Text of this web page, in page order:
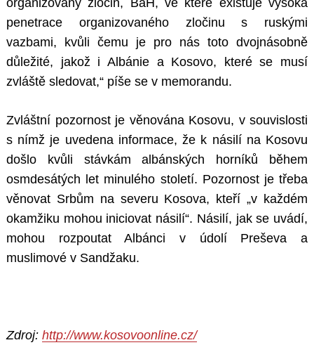
organizovaný zločin, BaH, ve které existuje vysoká
penetrace organizovaného zločinu s ruskými
vazbami, kvůli čemu je pro nás toto dvojnásobně
důležité, jakož i Albánie a Kosovo, které se musí
zvláště sledovat,“ píše se v memorandu.
Zvláštní pozornost je věnována Kosovu, v souvislosti
s nímž je uvedena informace, že k násilí na Kosovu
došlo kvůli stávkám albánských horníků během
osmdesátých let minulého století. Pozornost je třeba
věnovat Srbům na severu Kosova, kteří „v každém
okamžiku mohou iniciovat násilí“. Násilí, jak se uvádí,
mohou rozpoutat Albánci v údolí Preševa a
muslimové v Sandžaku.
Zdroj: http://www.kosovoonline.cz/